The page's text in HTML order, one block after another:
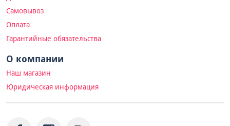
Самовывоз
Оплата
Гарантийные обязательства
О компании
Наш магазин
Юридическая информация